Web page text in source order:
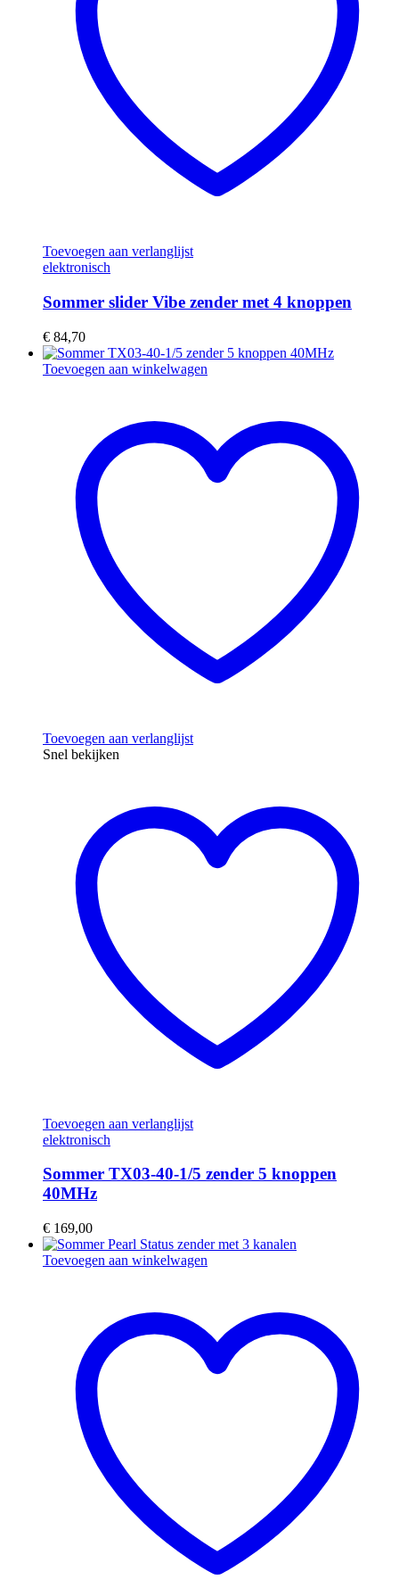
Toevoegen aan verlanglijst
elektronisch
Sommer slider Vibe zender met 4 knoppen
€ 84,70
Toevoegen aan winkelwagen
Toevoegen aan verlanglijst
Snel bekijken
Toevoegen aan verlanglijst
elektronisch
Sommer TX03-40-1/5 zender 5 knoppen
40MHz
€ 169,00
Toevoegen aan winkelwagen